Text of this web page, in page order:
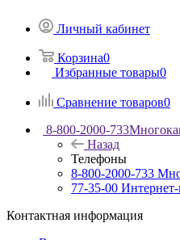
Личный кабинет
Корзина0
Избранные товары0
Сравнение товаров0
8-800-2000-733
Назад
Телефоны
8-800-2000-733
77-35-00 Интернет-
Контактная информация